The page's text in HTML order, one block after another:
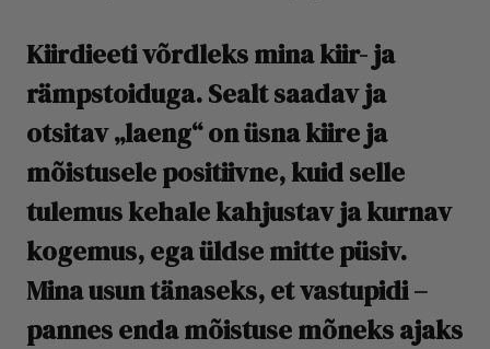
Kiirdieeti võrdleks mina kiir- ja
rämpstoiduga. Sealt saadav ja
otsitav „laeng“ on üsna kiire ja
mõistusele positiivne, kuid selle
tulemus kehale kahjustav ja kurnav
kogemus, ega üldse mitte püsiv.
Mina usun tänaseks, et vastupidi –
pannes enda mõistuse mõneks ajaks